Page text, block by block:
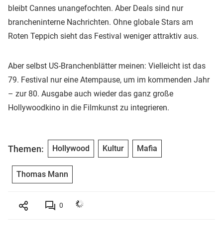
bleibt Cannes unangefochten. Aber Deals sind nur
brancheninterne Nachrichten. Ohne globale Stars am
Roten Teppich sieht das Festival weniger attraktiv aus.
Aber selbst US-Branchenblätter meinen: Vielleicht ist das
79. Festival nur eine Atempause, um im kommenden Jahr
– zur 80. Ausgabe auch wieder das ganz große
Hollywoodkino in die Filmkunst zu integrieren.
Themen: Hollywood Kultur Mafia
Thomas Mann
0